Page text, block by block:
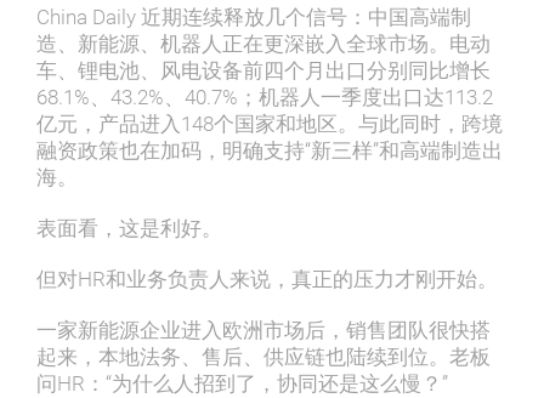
China Daily 近期连续释放几个信号：中国高端制
造、新能源、机器人正在更深嵌入全球市场。电动
车、锂电池、风电设备前四个月出口分别同比增长
68.1%、43.2%、40.7%；机器人一季度出口达113.2
亿元，产品进入148个国家和地区。与此同时，跨境
融资政策也在加码，明确支持“新三样”和高端制造出
海。
表面看，这是利好。
但对HR和业务负责人来说，真正的压力才刚开始。
一家新能源企业进入欧洲市场后，销售团队很快搭
起来，本地法务、售后、供应链也陆续到位。老板
问HR：“为什么人招到了，协同还是这么慢？”